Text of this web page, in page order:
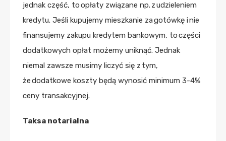
jednak część, to opłaty związane np. z udzieleniem
kredytu. Jeśli kupujemy mieszkanie za gotówkę i nie
finansujemy zakupu kredytem bankowym, to części
dodatkowych opłat możemy uniknąć. Jednak
niemal zawsze musimy liczyć się z tym,
że dodatkowe koszty będą wynosić minimum 3-4%
ceny transakcyjnej.
Taksa notarialna